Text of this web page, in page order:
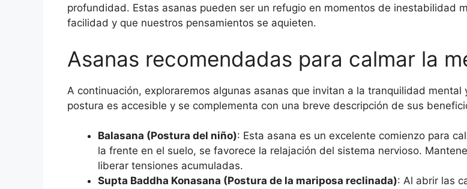
profundidad. Estas asanas pueden ser un refugio en momentos de inestabilidad
facilidad y que nuestros pensamientos se aquieten.
Asanas recomendadas para calmar la
A continuación, exploraremos algunas asanas que invitan a la tranquilidad
postura es accesible y se complementa con una breve descripción de sus
Balasana (Postura del niño): Esta asana es un excelente comienzo para
la frente en el suelo, se favorece la relajación del sistema nervioso.
liberar tensiones acumuladas.
Supta Baddha Konasana (Postura de la mariposa reclinada): Al abrir las